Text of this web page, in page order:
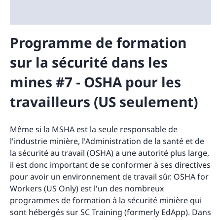
Programme de formation
sur la sécurité dans les
mines #7 - OSHA pour les
travailleurs (US seulement)
Même si la MSHA est la seule responsable de
l'industrie minière, l'Administration de la santé et de
la sécurité au travail (OSHA) a une autorité plus large,
il est donc important de se conformer à ses directives
pour avoir un environnement de travail sûr. OSHA for
Workers (US Only) est l'un des nombreux
programmes de formation à la sécurité minière qui
sont hébergés sur SC Training (formerly EdApp). Dans